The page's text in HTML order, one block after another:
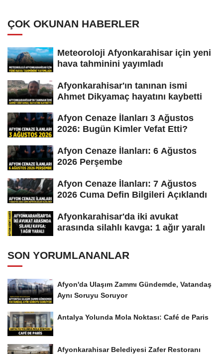
ÇOK OKUNAN HABERLER
Meteoroloji Afyonkarahisar için yeni
hava tahminini yayımladı
Afyonkarahisar'ın tanınan ismi
Ahmet Dikyamaç hayatını kaybetti
Afyon Cenaze İlanları 3 Ağustos
2026: Bugün Kimler Vefat Etti?
Afyon Cenaze İlanları: 6 Ağustos
2026 Perşembe
Afyon Cenaze İlanları: 7 Ağustos
2026 Cuma Defin Bilgileri Açıklandı
Afyonkarahisar'da iki avukat
arasında silahlı kavga: 1 ağır yaralı
SON YORUMLANANLAR
Afyon'da Ulaşım Zammı Gündemde, Vatandaş
Aynı Soruyu Soruyor
Antalya Yolunda Mola Noktası: Café de Paris
Afyonkarahisar Belediyesi Zafer Restoranı